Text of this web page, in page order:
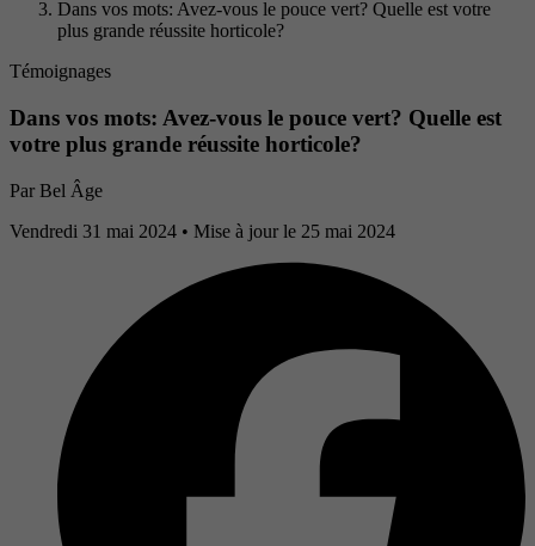
Dans vos mots: Avez-vous le pouce vert? Quelle est votre
plus grande réussite horticole?
Témoignages
Dans vos mots: Avez-vous le pouce vert? Quelle est
votre plus grande réussite horticole?
Par Bel Âge
Vendredi 31 mai 2024 • Mise à jour le 25 mai 2024